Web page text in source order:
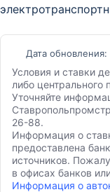
Дата
Условия и ставки
либо центрального
Уточняйте
26-88.
Информация о
предоставлена
источников.
в офисах банков
Информация о